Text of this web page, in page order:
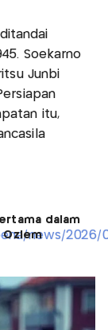
Soekarno
Junbi
itu,
dalam
Ozlem